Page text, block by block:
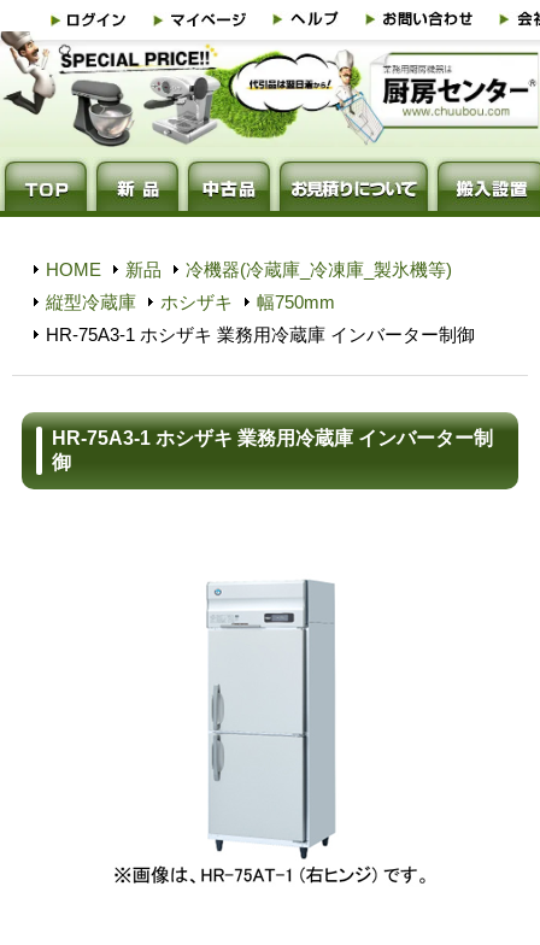
HOME 新品
冷機器(冷蔵庫_冷凍庫_製氷機等)
縦型冷蔵庫
ホシザキ
幅750mm
HR-75A3-1 ホシザキ 業務用冷蔵庫 インバーター制御
HR-75A3-1 ホシザキ 業務用冷蔵庫 インバーター制
御